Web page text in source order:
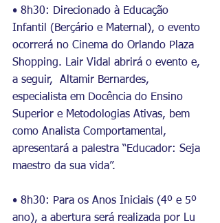
• 8h30: Direcionado à Educação
Infantil (Berçário e Maternal), o evento
ocorrerá no Cinema do Orlando Plaza
Shopping. Lair Vidal abrirá o evento e,
a seguir,  Altamir Bernardes,
especialista em Docência do Ensino
Superior e Metodologias Ativas, bem
como Analista Comportamental,
apresentará a palestra “Educador: Seja
maestro da sua vida”.
• 8h30: Para os Anos Iniciais (4º e 5º
ano), a abertura será realizada por Lu